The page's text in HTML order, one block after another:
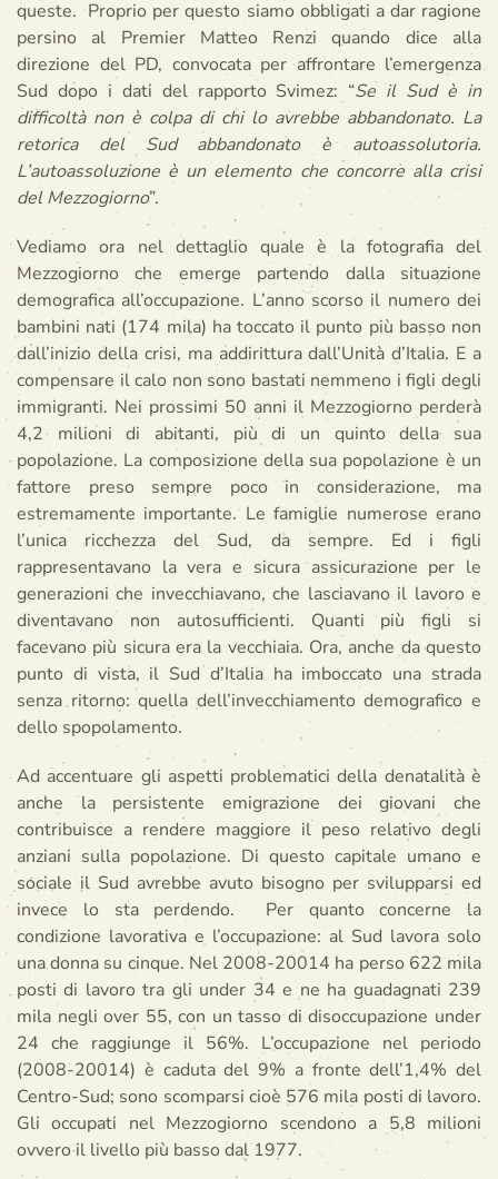
queste. Proprio per questo siamo obbligati a dar ragione
persino al Premier Matteo Renzi quando dice alla
direzione del PD, convocata per affrontare l’emergenza
Sud dopo i dati del rapporto Svimez: “Se il Sud è in
difficoltà non è colpa di chi lo avrebbe abbandonato. La
retorica del Sud abbandonato è autoassolutoria.
L’autoassoluzione è un elemento che concorre alla crisi
del Mezzogiorno”.
Vediamo ora nel dettaglio quale è la fotografia del
Mezzogiorno che emerge partendo dalla situazione
demografica all’occupazione. L’anno scorso il numero dei
bambini nati (174 mila) ha toccato il punto più basso non
dall’inizio della crisi, ma addirittura dall’Unità d’Italia. E a
compensare il calo non sono bastati nemmeno i figli degli
immigranti. Nei prossimi 50 anni il Mezzogiorno perderà
4,2 milioni di abitanti, più di un quinto della sua
popolazione. La composizione della sua popolazione è un
fattore preso sempre poco in considerazione, ma
estremamente importante. Le famiglie numerose erano
l’unica ricchezza del Sud, da sempre. Ed i figli
rappresentavano la vera e sicura assicurazione per le
generazioni che invecchiavano, che lasciavano il lavoro e
diventavano non autosufficienti. Quanti più figli si
facevano più sicura era la vecchiaia. Ora, anche da questo
punto di vista, il Sud d’Italia ha imboccato una strada
senza ritorno: quella dell’invecchiamento demografico e
dello spopolamento.
Ad accentuare gli aspetti problematici della denatalità è
anche la persistente emigrazione dei giovani che
contribuisce a rendere maggiore il peso relativo degli
anziani sulla popolazione. Di questo capitale umano e
sociale il Sud avrebbe avuto bisogno per svilupparsi ed
invece lo sta perdendo. Per quanto concerne la
condizione lavorativa e l’occupazione: al Sud lavora solo
una donna su cinque. Nel 2008-20014 ha perso 622 mila
posti di lavoro tra gli under 34 e ne ha guadagnati 239
mila negli over 55, con un tasso di disoccupazione under
24 che raggiunge il 56%. L’occupazione nel periodo
(2008-20014) è caduta del 9% a fronte dell’1,4% del
Centro-Sud; sono scomparsi cioè 576 mila posti di lavoro.
Gli occupati nel Mezzogiorno scendono a 5,8 milioni
ovvero il livello più basso dal 1977.